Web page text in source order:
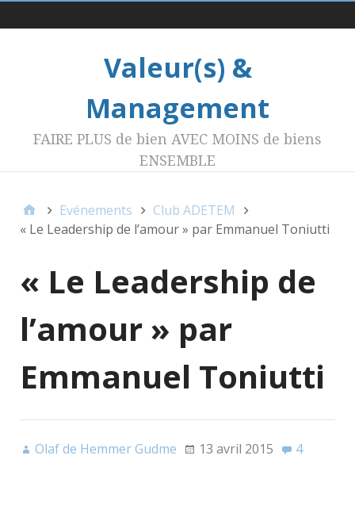
Menu 1
Valeur(s) &
Management
FAIRE PLUS de bien AVEC MOINS de biens
ENSEMBLE
Evénements
Club ADETEM
« Le Leadership de l’amour » par Emmanuel Toniutti
« Le Leadership de
l’amour » par
Emmanuel Toniutti
Olaf de Hemmer Gudme 13 avril 2015 4